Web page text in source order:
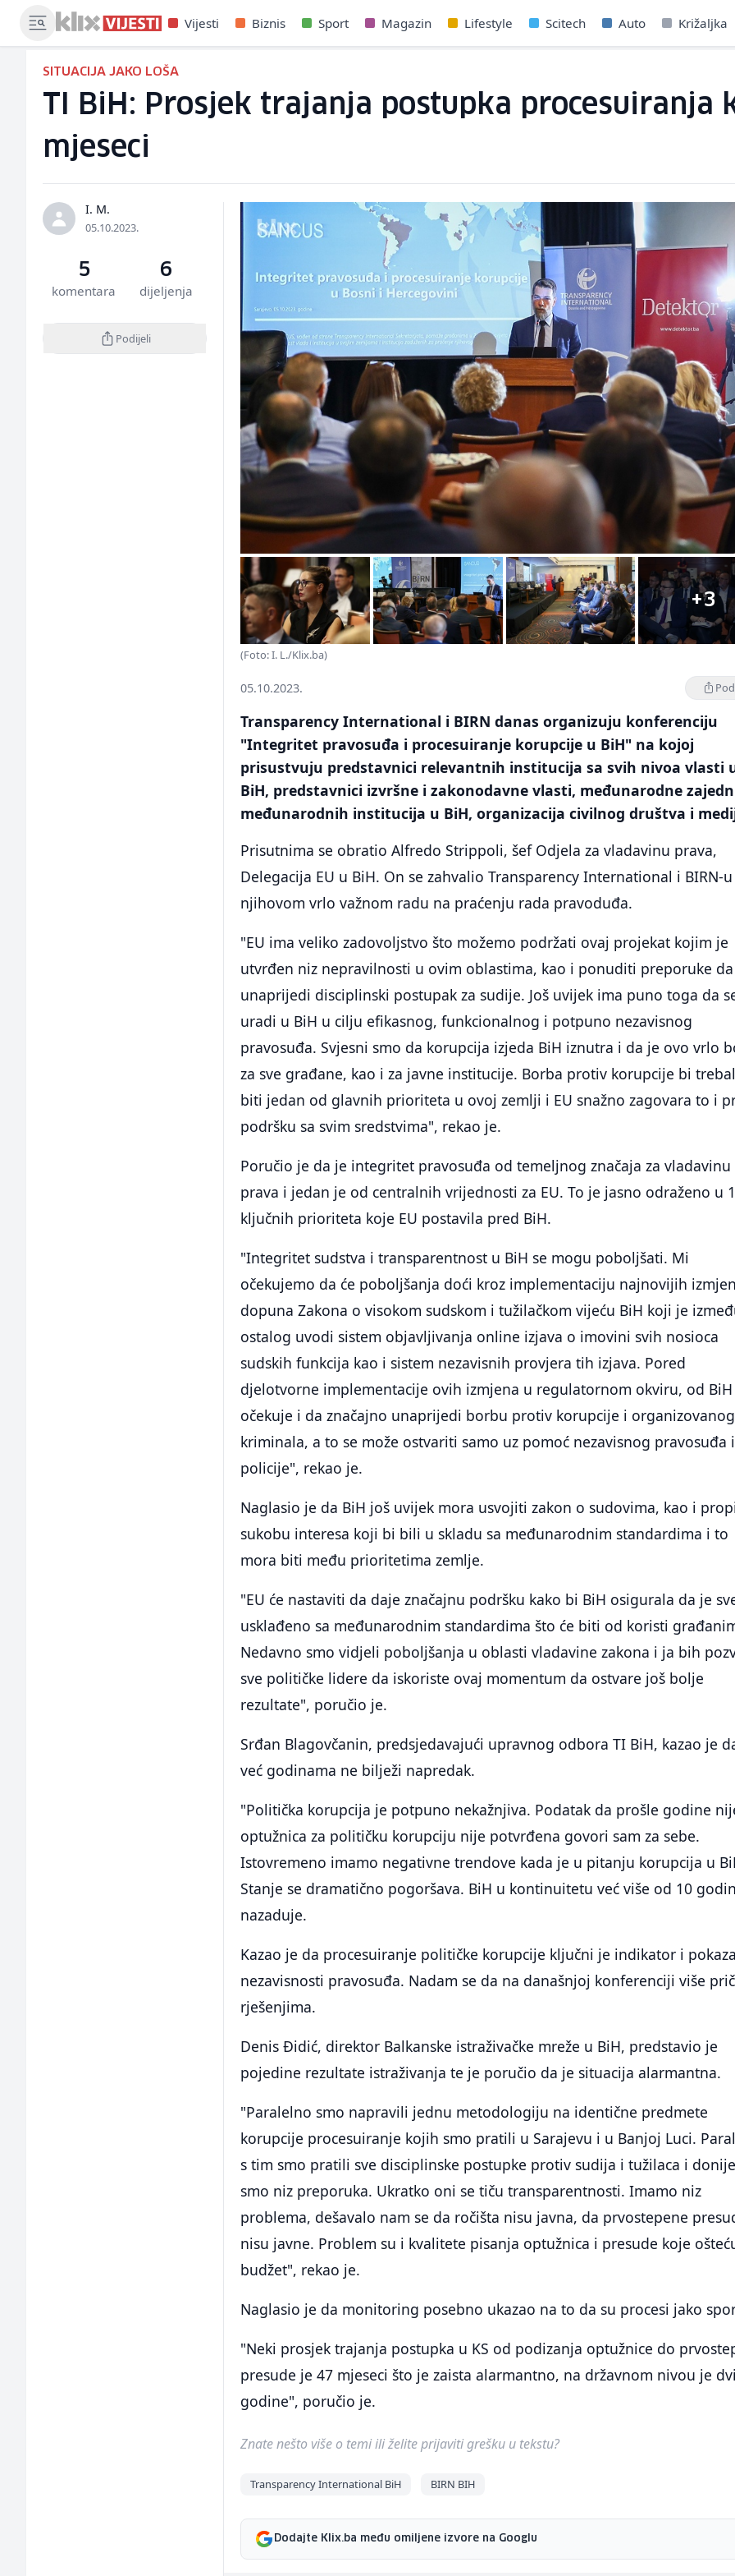
Vijesti Biznis Sport Magazin Lifestyle Scitech Auto Križaljka
SITUACIJA JAKO LOŠA
TI BiH: Prosjek trajanja postupka procesuiranja
mjeseci
I. M.
05.10.2023.
5
komentara
6
dijeljenja
Podijeli
+3
(Foto: I. L./Klix.ba)
05.10.2023.
Transparency International i BIRN danas organizuju konferenciju
"Integritet pravosuđa i procesuiranje korupcije u BiH" na kojoj
prisustvuju predstavnici relevantnih institucija sa svih nivoa vlasti
BiH, predstavnici izvršne i zakonodavne vlasti, međunarodne
međunarodnih institucija u BiH, organizacija civilnog društva i
Prisutnima se obratio Alfredo Strippoli, šef Odjela za vladavinu prava,
Delegacija EU u BiH. On se zahvalio Transparency International i BIRN-
njihovom vrlo važnom radu na praćenju rada pravoduđa.
"EU ima veliko zadovoljstvo što možemo podržati ovaj projekat kojim je
utvrđen niz nepravilnosti u ovim oblastima, kao i ponuditi preporuke da
unaprijedi disciplinski postupak za sudije. Još uvijek ima puno toga da
uradi u BiH u cilju efikasnog, funkcionalnog i potpuno nezavisnog
pravosuđa. Svjesni smo da korupcija izjeda BiH iznutra i da je ovo vrlo
za sve građane, kao i za javne institucije. Borba protiv korupcije bi
biti jedan od glavnih prioriteta u ovoj zemlji i EU snažno zagovara to i
podršku sa svim sredstvima", rekao je.
Poručio je da je integritet pravosuđa od temeljnog značaja za vladavinu
prava i jedan je od centralnih vrijednosti za EU. To je jasno odraženo u
ključnih prioriteta koje EU postavila pred BiH.
"Integritet sudstva i transparentnost u BiH se mogu poboljšati. Mi
očekujemo da će poboljšanja doći kroz implementaciju najnovijih
dopuna Zakona o visokom sudskom i tužilačkom vijeću BiH koji je
ostalog uvodi sistem objavljivanja online izjava o imovini svih nosioca
sudskih funkcija kao i sistem nezavisnih provjera tih izjava. Pored
djelotvorne implementacije ovih izmjena u regulatornom okviru, od BiH
očekuje i da značajno unaprijedi borbu protiv korupcije i organizovanog
kriminala, a to se može ostvariti samo uz pomoć nezavisnog pravosuđa i
policije", rekao je.
Naglasio je da BiH još uvijek mora usvojiti zakon o sudovima, kao i
sukobu interesa koji bi bili u skladu sa međunarodnim standardima i to
mora biti među prioritetima zemlje.
"EU će nastaviti da daje značajnu podršku kako bi BiH osigurala da je
usklađeno sa međunarodnim standardima što će biti od koristi
Nedavno smo vidjeli poboljšanja u oblasti vladavine zakona i ja bih
sve političke lidere da iskoriste ovaj momentum da ostvare još bolje
rezultate", poručio je.
Srđan Blagovčanin, predsjedavajući upravnog odbora TI BiH, kazao je
već godinama ne bilježi napredak.
"Politička korupcija je potpuno nekažnjiva. Podatak da prošle godine
optužnica za političku korupciju nije potvrđena govori sam za sebe.
Istovremeno imamo negativne trendove kada je u pitanju korupcija u
Stanje se dramatično pogoršava. BiH u kontinuitetu već više od 10
nazaduje.
Kazao je da procesuiranje političke korupcije ključni je indikator i
nezavisnosti pravosuđa. Nadam se da na današnjoj konferenciji više
rješenjima.
Denis Đidić, direktor Balkanske istraživačke mreže u BiH, predstavio je
pojedine rezultate istraživanja te je poručio da je situacija alarmantna.
"Paralelno smo napravili jednu metodologiju na identične predmete
korupcije procesuiranje kojih smo pratili u Sarajevu i u Banjoj Luci.
s tim smo pratili sve disciplinske postupke protiv sudija i tužilaca i
smo niz preporuka. Ukratko oni se tiču transparentnosti. Imamo niz
problema, dešavalo nam se da ročišta nisu javna, da prvostepene
nisu javne. Problem su i kvalitete pisanja optužnica i presude koje
budžet", rekao je.
Naglasio je da monitoring posebno ukazao na to da su procesi jako
"Neki prosjek trajanja postupka u KS od podizanja optužnice do
presude je 47 mjeseci što je zaista alarmantno, na državnom nivou je
godine", poručio je.
Znate nešto više o temi ili želite prijaviti grešku u tekstu?
Transparency International BiH BIRN BIH
Dodajte Klix.ba među omiljene izvore na Googlu